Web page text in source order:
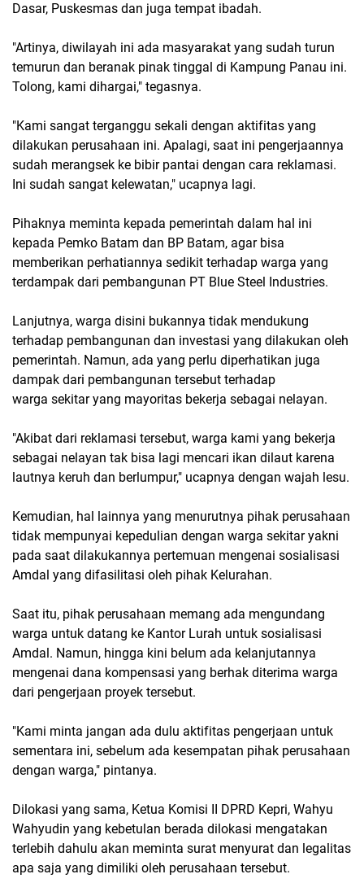
Dasar, Puskesmas dan juga tempat ibadah.
"Artinya, diwilayah ini ada masyarakat yang sudah turun
temurun dan beranak pinak tinggal di Kampung Panau ini.
Tolong, kami dihargai," tegasnya.
"Kami sangat terganggu sekali dengan aktifitas yang
dilakukan perusahaan ini. Apalagi, saat ini pengerjaannya
sudah merangsek ke bibir pantai dengan cara reklamasi.
Ini sudah sangat kelewatan," ucapnya lagi.
Pihaknya meminta kepada pemerintah dalam hal ini
kepada Pemko Batam dan BP Batam, agar bisa
memberikan perhatiannya sedikit terhadap warga yang
terdampak dari pembangunan PT Blue Steel Industries.
Lanjutnya, warga disini bukannya tidak mendukung
terhadap pembangunan dan investasi yang dilakukan oleh
pemerintah. Namun, ada yang perlu diperhatikan juga
dampak dari pembangunan tersebut terhadap
warga sekitar yang mayoritas bekerja sebagai nelayan.
"Akibat dari reklamasi tersebut, warga kami yang bekerja
sebagai nelayan tak bisa lagi mencari ikan dilaut karena
lautnya keruh dan berlumpur," ucapnya dengan wajah lesu.
Kemudian, hal lainnya yang menurutnya pihak perusahaan
tidak mempunyai kepedulian dengan warga sekitar yakni
pada saat dilakukannya pertemuan mengenai sosialisasi
Amdal yang difasilitasi oleh pihak Kelurahan.
Saat itu, pihak perusahaan memang ada mengundang
warga untuk datang ke Kantor Lurah untuk sosialisasi
Amdal. Namun, hingga kini belum ada kelanjutannya
mengenai dana kompensasi yang berhak diterima warga
dari pengerjaan proyek tersebut.
"Kami minta jangan ada dulu aktifitas pengerjaan untuk
sementara ini, sebelum ada kesempatan pihak perusahaan
dengan warga," pintanya.
Dilokasi yang sama, Ketua Komisi II DPRD Kepri, Wahyu
Wahyudin yang kebetulan berada dilokasi mengatakan
terlebih dahulu akan meminta surat menyurat dan legalitas
apa saja yang dimiliki oleh perusahaan tersebut.